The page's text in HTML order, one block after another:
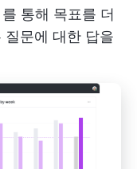
를 통해 목표를 더
질문에 대한 답을